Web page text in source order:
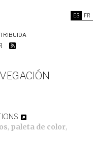
ES FR
, paleta de color,